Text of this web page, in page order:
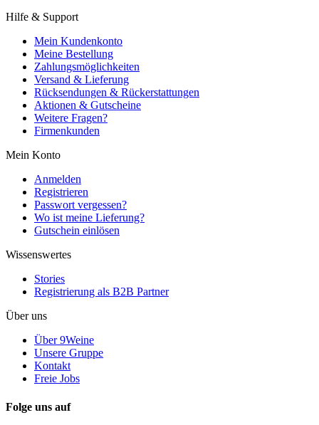
Hilfe & Support
Mein Kundenkonto
Meine Bestellung
Zahlungsmöglichkeiten
Versand & Lieferung
Rücksendungen & Rückerstattungen
Aktionen & Gutscheine
Weitere Fragen?
Firmenkunden
Mein Konto
Anmelden
Registrieren
Passwort vergessen?
Wo ist meine Lieferung?
Gutschein einlösen
Wissenswertes
Stories
Registrierung als B2B Partner
Über uns
Über 9Weine
Unsere Gruppe
Kontakt
Freie Jobs
Folge uns auf